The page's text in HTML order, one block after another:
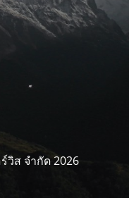
วิส จำกัด 2026